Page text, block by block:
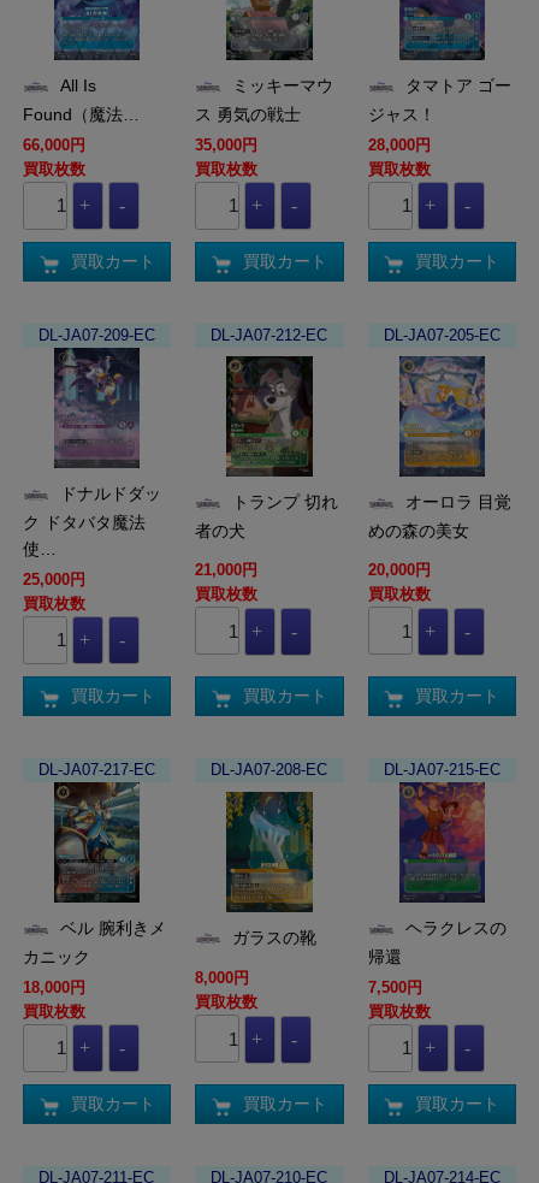
Found（魔法…
66,000円
買取枚数
買取カート
ス 勇気の戦士
35,000円
買取枚数
買取カート
ジャス！
28,000円
買取枚数
買取カート
DL-JA07-209-EC
ク ドタバタ魔法
使…
25,000円
買取枚数
買取カート
DL-JA07-212-EC
者の犬
21,000円
買取枚数
買取カート
DL-JA07-205-EC
めの森の美女
20,000円
買取枚数
買取カート
DL-JA07-217-EC
カニック
18,000円
買取枚数
買取カート
DL-JA07-208-EC
ガラスの靴
8,000円
買取枚数
買取カート
DL-JA07-215-EC
帰還
7,500円
買取枚数
買取カート
DL-JA07-211-EC DL-JA07-210-EC DL-JA07-214-EC